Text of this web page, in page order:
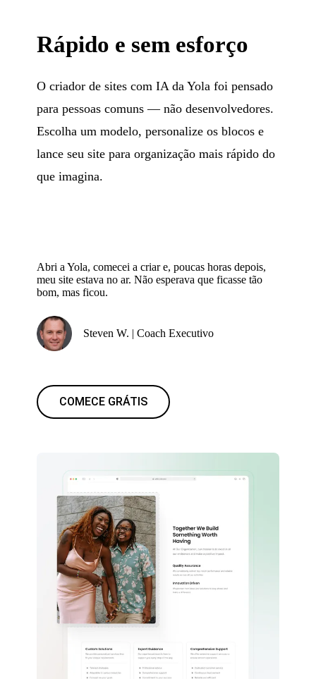
Rápido e sem esforço
O criador de sites com IA da Yola foi pensado
para pessoas comuns — não desenvolvedores.
Escolha um modelo, personalize os blocos e
lance seu site para organização mais rápido do
que imagina.
Abri a Yola, comecei a criar e, poucas horas depois,
meu site estava no ar. Não esperava que ficasse tão
bom, mas ficou.
Steven W. | Coach Executivo
COMECE GRÁTIS